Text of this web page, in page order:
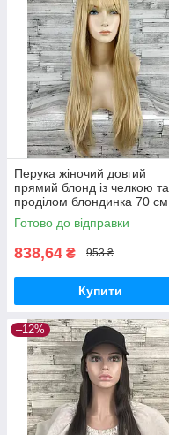
Перука жіночий довгий
прямий блонд із челкою та
проділом блондинка 70 см
Карнавальний
Готово до відправки
838,64 ₴ 953 ₴
Купити
–12%